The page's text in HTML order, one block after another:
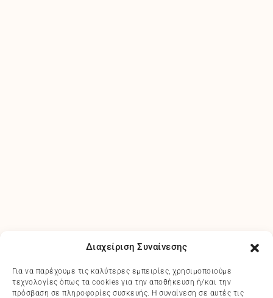
Διαχείριση Συναίνεσης
Για να παρέχουμε τις καλύτερες εμπειρίες, χρησιμοποιούμε
τεχνολογίες όπως τα cookies για την αποθήκευση ή/και την
πρόσβαση σε πληροφορίες συσκευής. Η συναίνεση σε αυτές τις